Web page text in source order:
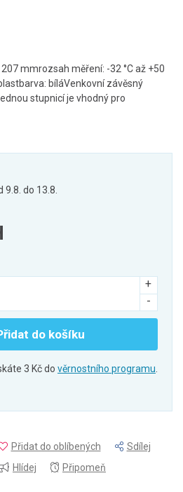
mmrozsah měření: -32 °C až +50
bíláVenkovní závěsný
stupnicí je vhodný pro
9.8. do 13.8.
do košíku
3 Kč do věrnostního programu.
Přidat do oblíbených
Sdílej
Hlídej Připomeň